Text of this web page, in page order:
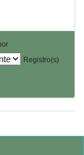
Registro(s)